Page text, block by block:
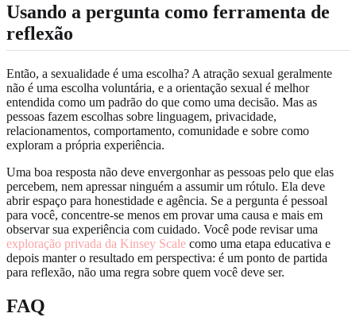
Usando a pergunta como ferramenta de
reflexão
Então, a sexualidade é uma escolha? A atração sexual geralmente
não é uma escolha voluntária, e a orientação sexual é melhor
entendida como um padrão do que como uma decisão. Mas as
pessoas fazem escolhas sobre linguagem, privacidade,
relacionamentos, comportamento, comunidade e sobre como
exploram a própria experiência.
Uma boa resposta não deve envergonhar as pessoas pelo que elas
percebem, nem apressar ninguém a assumir um rótulo. Ela deve
abrir espaço para honestidade e agência. Se a pergunta é pessoal
para você, concentre-se menos em provar uma causa e mais em
observar sua experiência com cuidado. Você pode revisar uma
exploração privada da Kinsey Scale como uma etapa educativa e
depois manter o resultado em perspectiva: é um ponto de partida
para reflexão, não uma regra sobre quem você deve ser.
FAQ